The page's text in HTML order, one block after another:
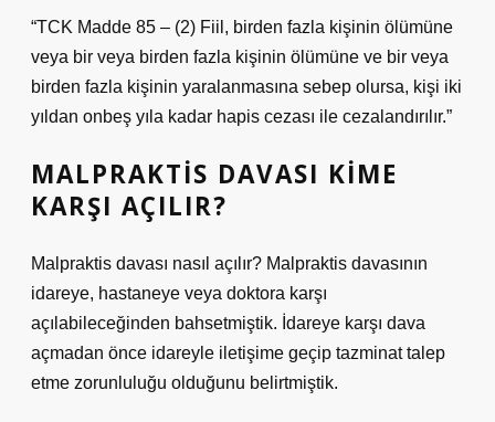
“TCK Madde 85 – (2) Fiil, birden fazla kişinin ölümüne
veya bir veya birden fazla kişinin ölümüne ve bir veya
birden fazla kişinin yaralanmasına sebep olursa, kişi iki
yıldan onbeş yıla kadar hapis cezası ile cezalandırılır.”
MALPRAKTIS DAVASI KIME
KARŞI AÇILIR?
Malpraktis davası nasıl açılır? Malpraktis davasının
idareye, hastaneye veya doktora karşı
açılabileceğinden bahsetmiştik. İdareye karşı dava
açmadan önce idareyle iletişime geçip tazminat talep
etme zorunluluğu olduğunu belirtmiştik.